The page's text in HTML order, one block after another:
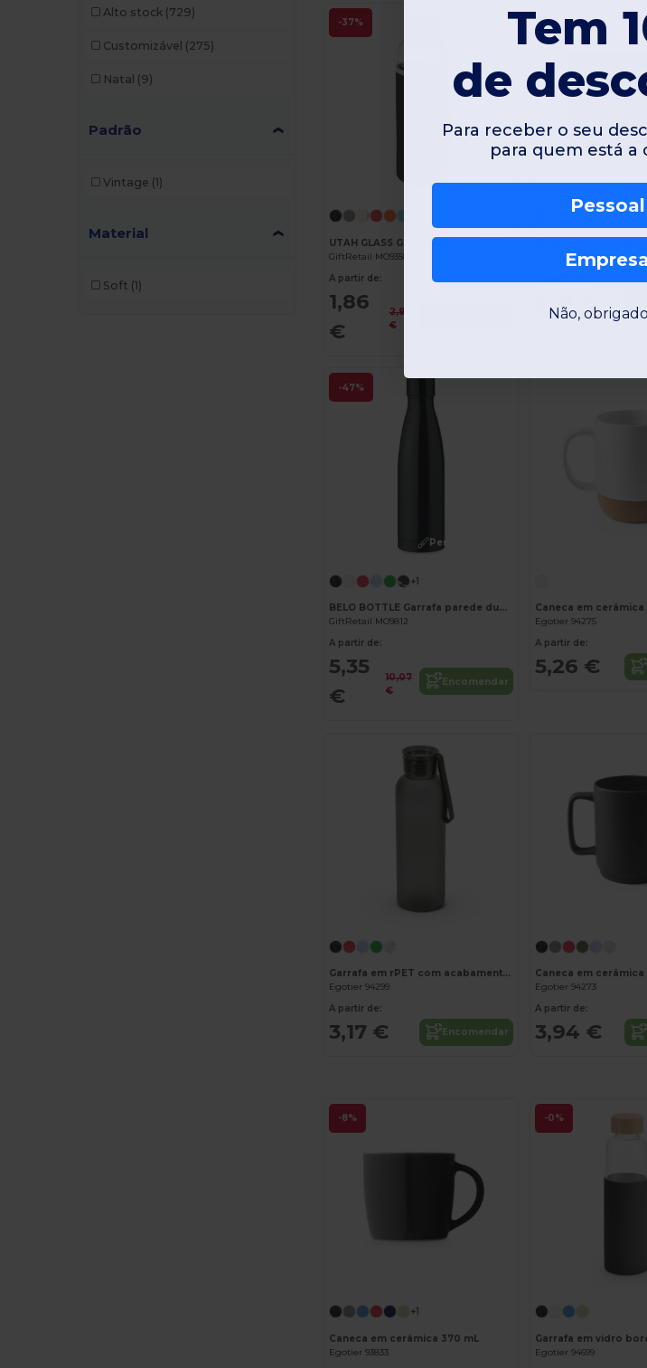
Alto stock (729)
Customizável (275)
Natal (9)
Padrão
Vintage (1)
Material
Soft (1)
-37%
GiftRetail MO9358
A partir de:
1,86
€
2,95
€
Egotier 94319
5,19 €
-47%
Personalize-o!
+1
BELO BOTTLE Garrafa parede dupla 500ml
GiftRetail MO9812
A partir de:
5,35
€
10,07
€
Encomendar
Egotier 94275
A partir de:
5,26 €
Garrafa em rPET com acabamento mate 600 mL
Egotier 94299
A partir de:
3,17 € Encomendar
Egotier 94273
A partir de:
3,94 €
-8%
+1
Caneca em cerâmica 370 mL
Egotier 93833
-0%
Egotier 94699
Tem
de
Para receber o seu
para quem está a
Pessoal
Não,